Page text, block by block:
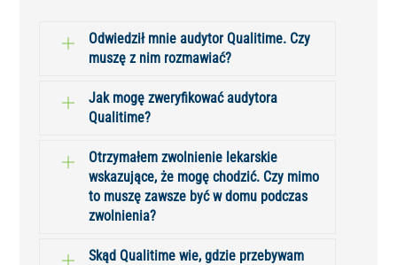
Odwiedził mnie audytor Qualitime. Czy
muszę z nim rozmawiać?
Jak mogę zweryfikować audytora
Qualitime?
Otrzymałem zwolnienie lekarskie
wskazujące, że mogę chodzić. Czy mimo
to muszę zawsze być w domu podczas
zwolnienia?
Skąd Qualitime wie, gdzie przebywam